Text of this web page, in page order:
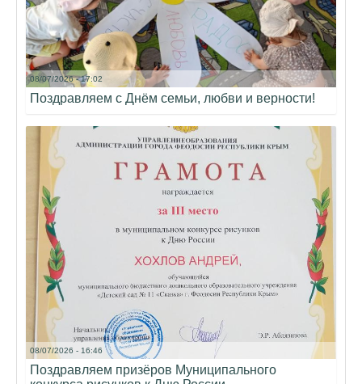
08/07/2026 - 17:02
Поздравляем с Днём семьи, любви и верности!
08/07/2026 - 16:46
Поздравляем призёров Муниципального